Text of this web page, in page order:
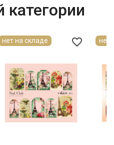
категории
favorite_border
нет на складе нет